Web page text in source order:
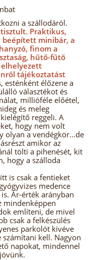
a szállodáról.
Praktikus,
beépített minibár, a
finom a
hűtő-fűtő
tájékoztatást
esténként élőzene a
választékot és
millióféle előétel,
és meleg
reggeli. A
hogy nem volt
olyan a vendégkör...de
amikor az
tölti a pihenését, kit
hogy a szálloda
is csak a fentieket
medence
Ár-érték arányban
mindenképpen
említeni, de mivel
csak a felkészülés
parkolót kivéve
számítani kell. Nagyon
napokat, mindennel